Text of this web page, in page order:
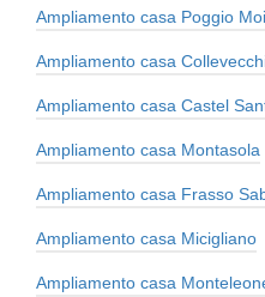
Ampliamento casa Poggio
Ampliamento casa
Ampliamento casa Castel
Ampliamento casa Montasola
Ampliamento casa Frasso
Ampliamento casa Micigliano
Ampliamento casa